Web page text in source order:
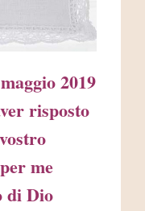
2019
risposto
me
di Dio